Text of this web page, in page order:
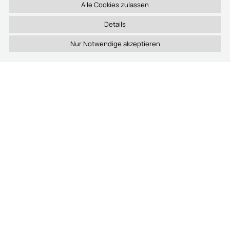
Eingabe einer PIN am proxSafe® Terminal.
Sichere Investition durch skalierbares
Details